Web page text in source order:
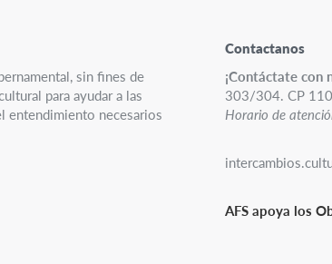
Contactanos
¡Contáctate con
303/304. CP
Horario de
AFS apoya los
sin fines de
para ayudar a las
entendimiento necesarios